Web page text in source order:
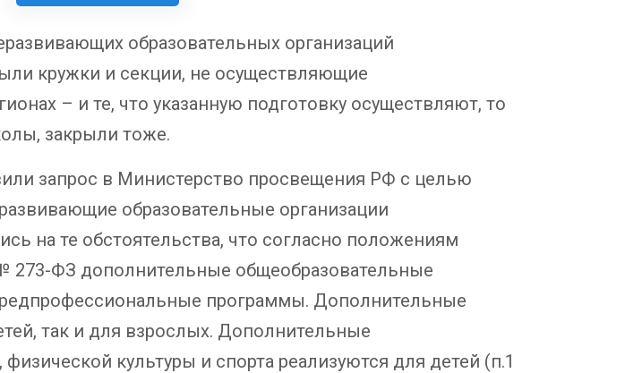
образовательных организаций
кружки и секции, не осуществляющие
– и те, что указанную подготовку осуществляют, то
закрыли тоже.
запрос в Министерство просвещения РФ с целью
образовательные организации
на те обстоятельства, что согласно положениям
273-ФЗ дополнительные общеобразовательные
программы. Дополнительные
так и для взрослых. Дополнительные
культуры и спорта реализуются для детей (п.1